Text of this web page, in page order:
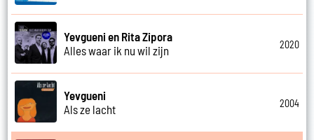
Yevgueni en Rita Zipora
Alles waar ik nu wil zijn
2020
Yevgueni
Als ze lacht
2004